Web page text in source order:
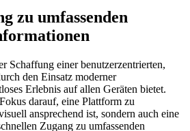
zu umfassenden
Schaffung einer benutzerzentrierten,
den Einsatz moderner
Erlebnis auf allen Geräten bietet.
darauf, eine Plattform zu
ansprechend ist, sondern auch eine
Zugang zu umfassenden